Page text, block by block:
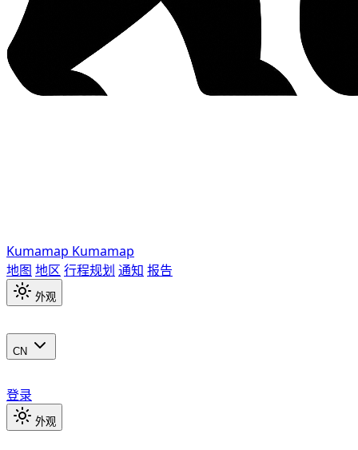
Kumamap Kumamap
地图 地区 行程规划 通知 报告
外观
CN
登录
外观